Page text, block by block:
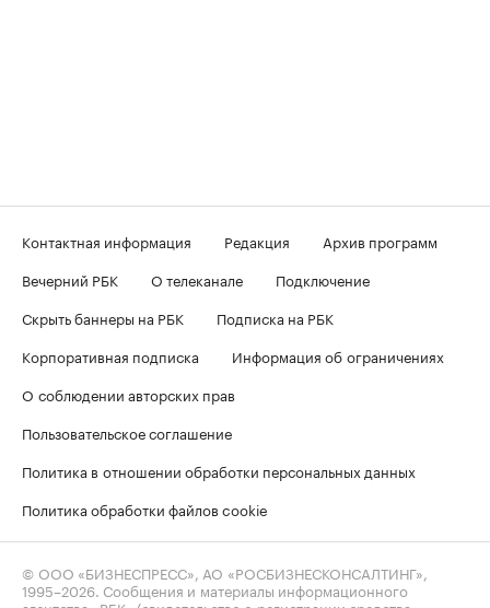
Контактная информация Редакция
Архив программ
Вечерний РБК
О телеканале
Подключение
Скрыть баннеры на РБК
Подписка на РБК
Корпоративная подписка
Информация об ограничениях
О соблюдении авторских прав
Пользовательское соглашение
Политика в отношении обработки персональных данных
Политика обработки файлов cookie
© ООО «БИЗНЕСПРЕСС», АО «РОСБИЗНЕСКОНСАЛТИНГ»,
1995–2026 . Сообщения и материалы информационного